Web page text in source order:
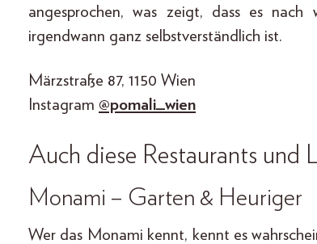
angesprochen, was zeigt, dass es
irgendwann ganz selbstverständlich ist.
Märzstraße 87, 1150 Wien
Instagram @pomali_wien
Auch diese Restaurants und
Monami – Garten & Heuriger
Wer das Monami kennt, kennt es